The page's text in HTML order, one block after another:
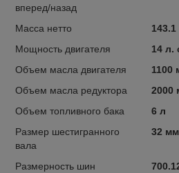
вперед/назад
Масса нетто
143.1
Мощность двигателя
14 л.
Объем масла двигателя
1100
Объем масла редуктора
2000
Объем топливного бака
6 л
Размер шестигранного
вала
32 мм
Размерность шин